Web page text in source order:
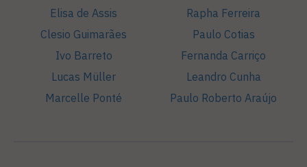
Elisa de Assis
Clesio Guimarães
Ivo Barreto
Lucas Müller
Marcelle Ponté
Rapha Ferreira
Paulo Cotias
Fernanda Carriço
Leandro Cunha
Paulo Roberto Araújo